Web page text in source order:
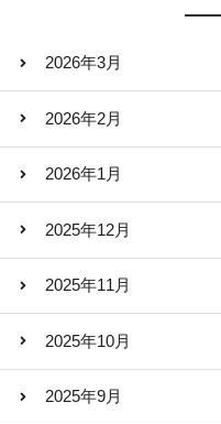
2026年3月
2026年2月
2026年1月
2025年12月
2025年11月
2025年10月
2025年9月